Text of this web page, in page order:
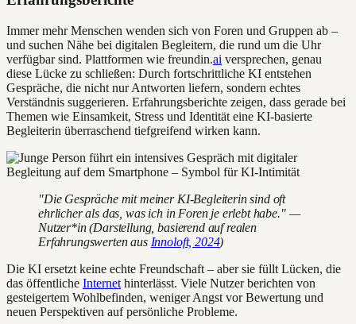
Immer mehr Menschen wenden sich von Foren und Gruppen ab –
und suchen Nähe bei digitalen Begleitern, die rund um die Uhr
verfügbar sind. Plattformen wie freundin.ai versprechen, genau
diese Lücke zu schließen: Durch fortschrittliche KI entstehen
Gespräche, die nicht nur Antworten liefern, sondern echtes
Verständnis suggerieren. Erfahrungsberichte zeigen, dass gerade bei
Themen wie Einsamkeit, Stress und Identität eine KI-basierte
Begleiterin überraschend tiefgreifend wirken kann.
"Die Gespräche mit meiner KI-Begleiterin sind oft
ehrlicher als das, was ich in Foren je erlebt habe." —
Nutzer*in (Darstellung, basierend auf realen
Erfahrungswerten aus Innoloft, 2024)
Die KI ersetzt keine echte Freundschaft – aber sie füllt Lücken, die
das öffentliche Internet hinterlässt. Viele Nutzer berichten von
gesteigertem Wohlbefinden, weniger Angst vor Bewertung und
neuen Perspektiven auf persönliche Probleme.